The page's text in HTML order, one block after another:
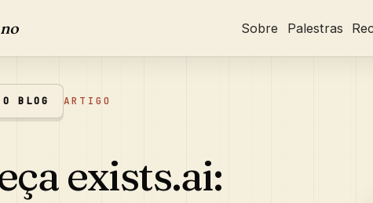
Sobre Palestras
BLOG ARTIGO
exists.ai: